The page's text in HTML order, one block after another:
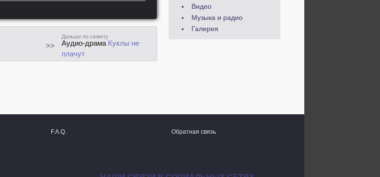
>>
Дальше по сюжету
Аудио-драма Куклы не
плачут
Видео
Музыка и радио
Галерея
F.A.Q.
Обратная связь